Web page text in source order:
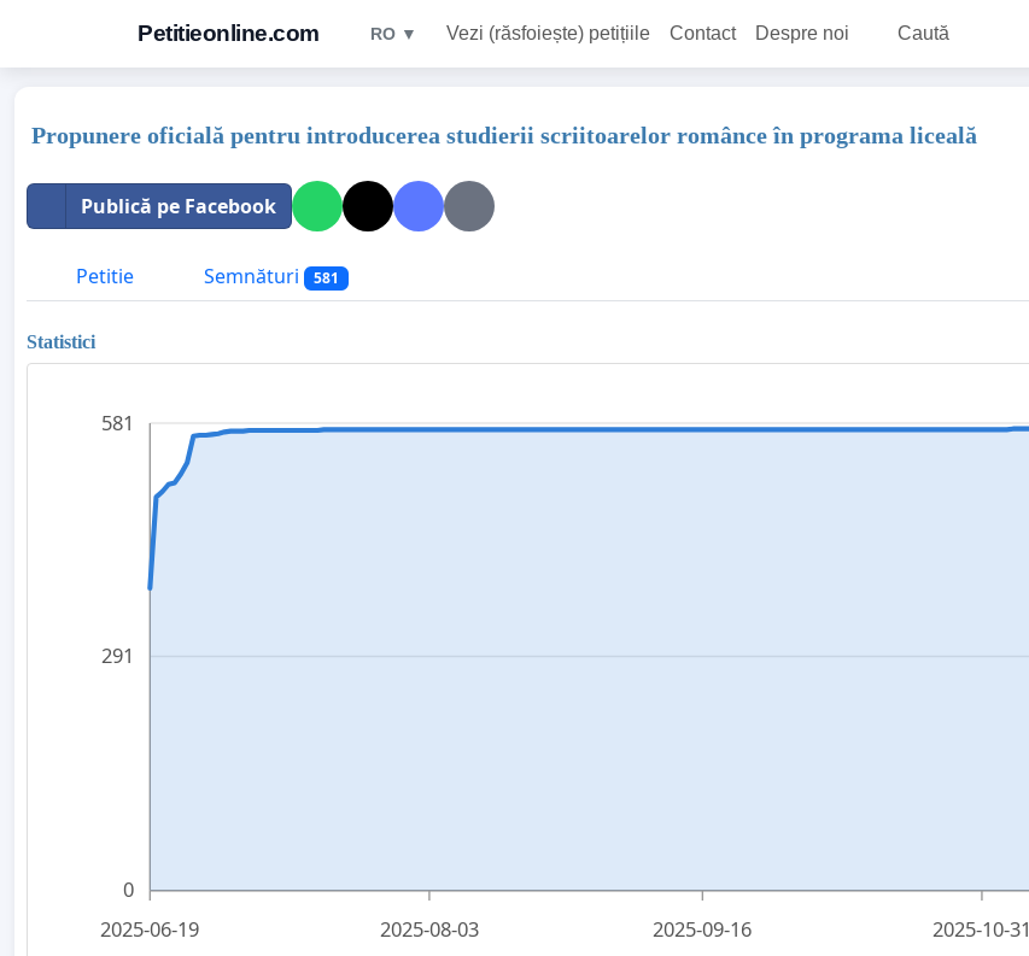
Petitieonline.com RO ▼ Vezi (răsfoiește) petițiile Contact Despre noi Caută
Propunere oficială pentru introducerea studierii scriitoarelor românce în programa liceală
Publică pe Facebook
Petitie Semnături 581
Statistici
0
291
581
2025-06-19 2025-08-03 2025-09-16 2025-10-31